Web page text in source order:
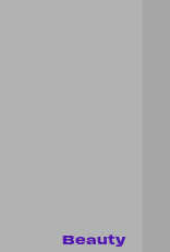
Beauty